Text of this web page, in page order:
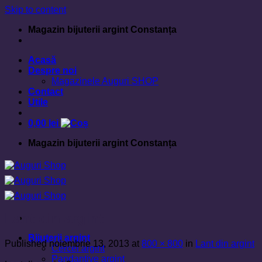
Skip to content
Magazin bijuterii argint Constanța
Acasă
Despre noi
Magazinele Auguri SHOP
Contact
Utile
0,00 lei
Magazin bijuterii argint Constanța
Bijuterii argint
Cercei argint
Pandantive argint
Lant din argint
Publishednoiembrie 13, 2013 at 800 × 800 in Lant din argint